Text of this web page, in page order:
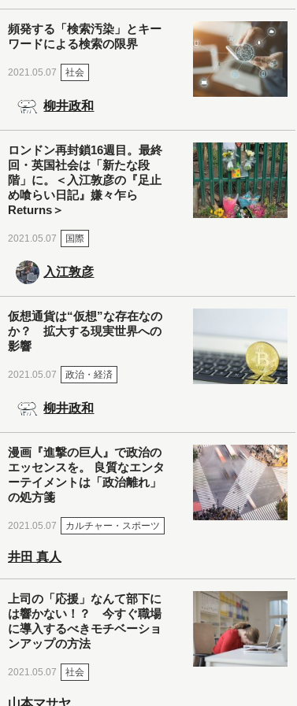
頻発する「検索汚染」とキー
ワードによる検索の限界
2021.05.07 社会
柳井政和
ロンドン再封鎖16週目。最終
回・英国社会は「新たな段
階」に。＜入江敦彦の『足止
め喰らい日記』嫌々乍ら
Returns＞
2021.05.07 国際
入江敦彦
仮想通貨は“仮想”な存在なの
か？ 拡大する現実世界への
影響
2021.05.07 政治・経済
柳井政和
漫画『進撃の巨人』で政治の
エッセンスを。 良質なエンタ
ーテイメントは「政治離れ」
の処方箋
2021.05.07 カルチャー・スポーツ
井田 真人
上司の「応援」なんて部下に
は響かない！？ 今すぐ職場
に導入するべきモチベーショ
ンアップの方法
2021.05.07 社会
山本マサヤ